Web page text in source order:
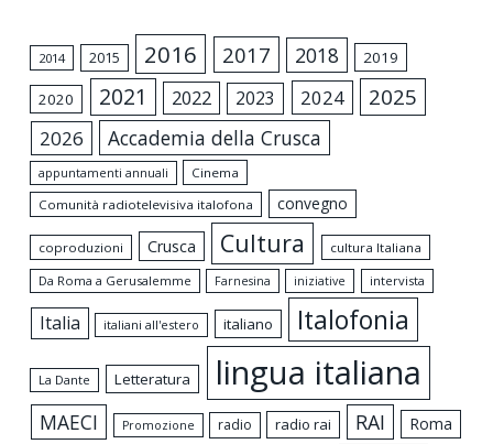
2014 2015 2016 2017 2018 2019
2020 2021 2022 2023 2024 2025
2026 Accademia della Crusca
appuntamenti annuali
Cinema
Comunità radiotelevisiva italofona
convegno
coproduzioni Crusca Cultura
cultura Italiana
Da Roma a Gerusalemme
Farnesina iniziative intervista
Italia italiani all'estero italiano Italofonia
La Dante Letteratura lingua italiana
MAECI Promozione radio radio rai RAI
Roma